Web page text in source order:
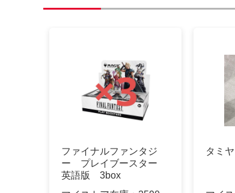
ファイナルファンタジ
ー プレイブースター
英語版 3box
タミ